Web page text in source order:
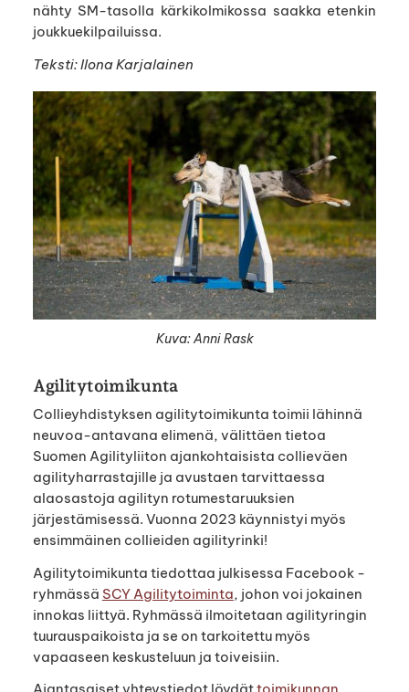
nähty SM-tasolla kärkikolmikossa saakka etenkin
joukkuekilpailuissa.
Teksti: Ilona Karjalainen
Kuva: Anni Rask
Agilitytoimikunta
Collieyhdistyksen agilitytoimikunta toimii lähinnä
neuvoa-antavana elimenä, välittäen tietoa
Suomen Agilityliiton ajankohtaisista collieväen
agilityharrastajille ja avustaen tarvittaessa
alaosastoja agilityn rotumestaruuksien
järjestämisessä. Vuonna 2023 käynnistyi myös
ensimmäinen collieiden agilityrinki!
Agilitytoimikunta tiedottaa julkisessa Facebook -
ryhmässä SCY Agilitytoiminta, johon voi jokainen
innokas liittyä. Ryhmässä ilmoitetaan agilityringin
tuurauspaikoista ja se on tarkoitettu myös
vapaaseen keskusteluun ja toiveisiin.